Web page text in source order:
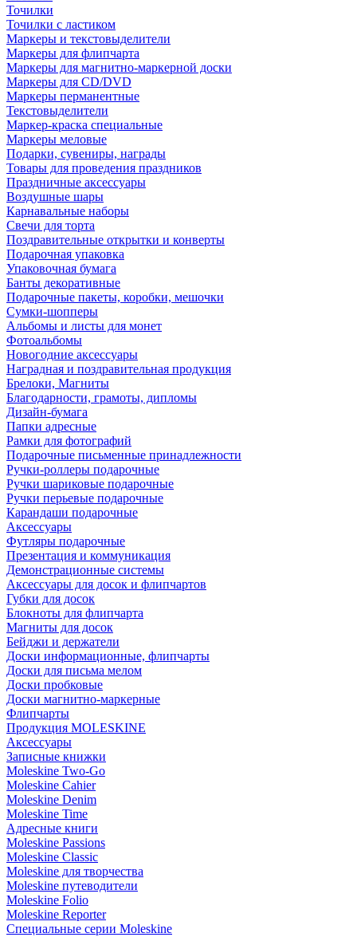
Точилки
Точилки с ластиком
Маркеры и текстовыделители
Маркеры для флипчарта
Маркеры для магнитно-маркерной доски
Маркеры для CD/DVD
Маркеры перманентные
Текстовыделители
Маркер-краска специальные
Маркеры меловые
Подарки, сувениры, награды
Товары для проведения праздников
Праздничные аксессуары
Воздушные шары
Карнавальные наборы
Свечи для торта
Поздравительные открытки и конверты
Подарочная упаковка
Упаковочная бумага
Банты декоративные
Подарочные пакеты, коробки, мешочки
Сумки-шопперы
Альбомы и листы для монет
Фотоальбомы
Новогодние аксессуары
Наградная и поздравительная продукция
Брелоки, Магниты
Благодарности, грамоты, дипломы
Дизайн-бумага
Папки адресные
Рамки для фотографий
Подарочные письменные принадлежности
Ручки-роллеры подарочные
Ручки шариковые подарочные
Ручки перьевые подарочные
Карандаши подарочные
Аксессуары
Футляры подарочные
Презентация и коммуникация
Демонстрационные системы
Аксессуары для досок и флипчартов
Губки для досок
Блокноты для флипчарта
Магниты для досок
Бейджи и держатели
Доски информационные, флипчарты
Доски для письма мелом
Доски пробковые
Доски магнитно-маркерные
Флипчарты
Продукция MOLESKINE
Аксессуары
Записные книжки
Moleskine Two-Go
Moleskine Cahier
Moleskine Denim
Moleskine Time
Адресные книги
Moleskine Passions
Moleskine Classic
Moleskine для творчества
Moleskine путеводители
Moleskine Folio
Moleskine Reporter
Специальные серии Moleskine